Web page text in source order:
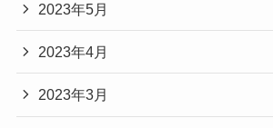
2023年5月
2023年4月
2023年3月